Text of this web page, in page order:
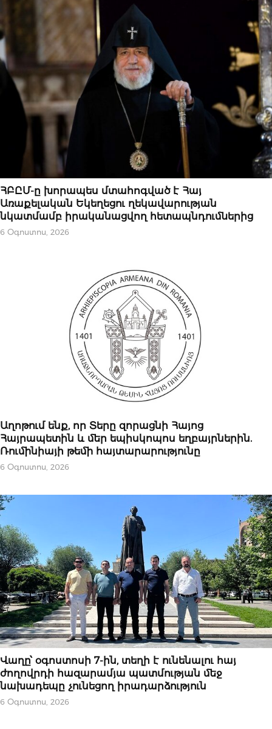
ԿԱՐԵՎՈՐԸ
ՀԲԸՄ-ը խորապես մտահոգված է Հայ
Առաքելական Եկեղեցու ղեկավարության
նկատմամբ իրականացվող հետապնդումներից
6 Օգոստոս, 2026
ԿԱՐԵՎՈՐԸ
Աղոթում ենք, որ Տերը զորացնի Հայոց
Հայրապետին և մեր եպիսկոպոս եղբայրներին.
Ռումինիայի թեմի հայտարարությունը
6 Օգոստոս, 2026
ԿԱՐԵՎՈՐԸ
Վաղը՝ օգոստոսի 7-ին, տեղի է ունենալու հայ
ժողովրդի հազարամյա պատմության մեջ
նախադեպը չունեցող իրադարձություն
6 Օգոստոս, 2026